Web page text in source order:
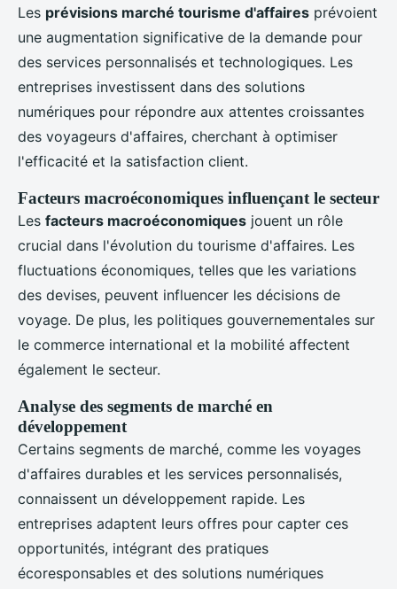
Les prévisions marché tourisme d'affaires prévoient
une augmentation significative de la demande pour
des services personnalisés et technologiques. Les
entreprises investissent dans des solutions
numériques pour répondre aux attentes croissantes
des voyageurs d'affaires, cherchant à optimiser
l'efficacité et la satisfaction client.
Facteurs macroéconomiques influençant le secteur
Les facteurs macroéconomiques jouent un rôle
crucial dans l'évolution du tourisme d'affaires. Les
fluctuations économiques, telles que les variations
des devises, peuvent influencer les décisions de
voyage. De plus, les politiques gouvernementales sur
le commerce international et la mobilité affectent
également le secteur.
Analyse des segments de marché en
développement
Certains segments de marché, comme les voyages
d'affaires durables et les services personnalisés,
connaissent un développement rapide. Les
entreprises adaptent leurs offres pour capter ces
opportunités, intégrant des pratiques
écoresponsables et des solutions numériques